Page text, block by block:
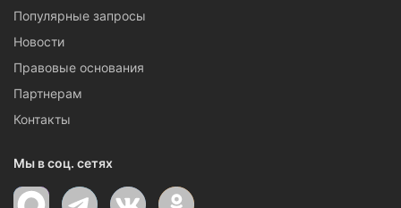
Популярные запросы
Новости
Правовые основания
Партнерам
Контакты
Мы в соц. сетях